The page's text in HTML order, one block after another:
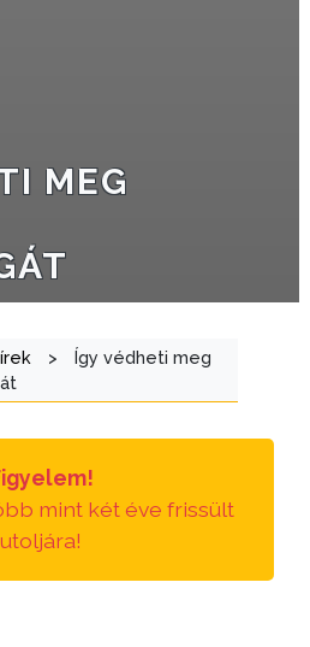
MEG
>
Így védheti meg
mint két éve frissült
utoljára!